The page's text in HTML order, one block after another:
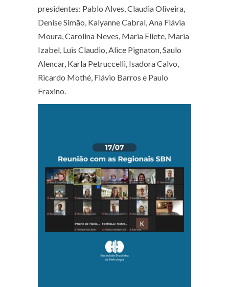
presidentes: Pablo Alves, Claudia Oliveira,
Denise Simão, Kalyanne Cabral, Ana Flávia
Moura, Carolina Neves, Maria Eliete, Maria
Izabel, Luis Claudio, Alice Pignaton, Saulo
Alencar, Karla Petruccelli, Isadora Calvo,
Ricardo Mothé, Flávio Barros e Paulo
Fraxino.